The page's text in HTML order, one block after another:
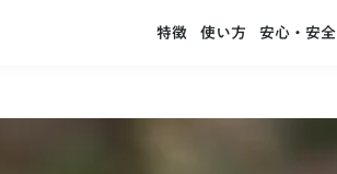
特徴 使い方 安心・安全